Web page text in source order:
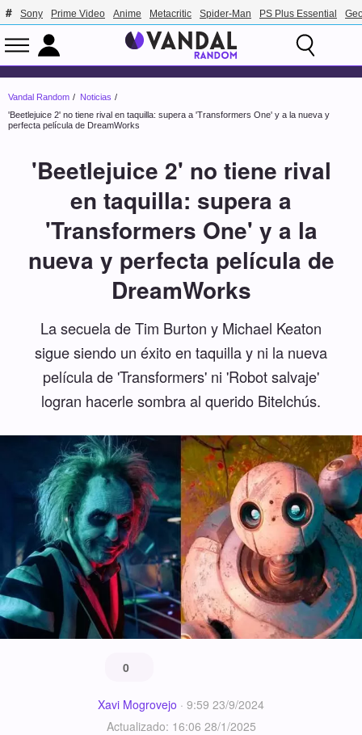
Sony Prime Video Anime Metacritic Spider-Man PS Plus Essential
Vandal Random
Noticias
'Beetlejuice 2' no tiene rival en taquilla: supera a 'Transformers One' y a la nueva y
perfecta película de DreamWorks
'Beetlejuice 2' no tiene rival
en taquilla: supera a
'Transformers One' y a la
nueva y perfecta película de
DreamWorks
La secuela de Tim Burton y Michael Keaton
sigue siendo un éxito en taquilla y ni la nueva
película de 'Transformers' ni 'Robot salvaje'
logran hacerle sombra al querido Bitelchús.
0
Xavi Mogrovejo · 9:59 23/9/2024
Actualizado: 16:06 28/1/2025